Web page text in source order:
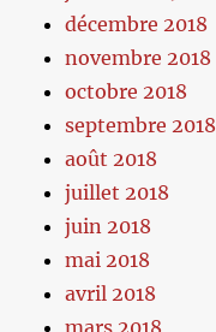
décembre 2018
novembre 2018
octobre 2018
septembre 2018
août 2018
juillet 2018
juin 2018
mai 2018
avril 2018